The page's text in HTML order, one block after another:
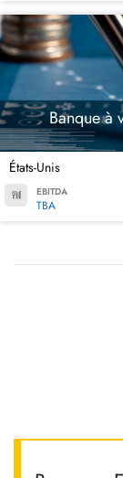
Banque à
États-Unis
EBITDA
TBA